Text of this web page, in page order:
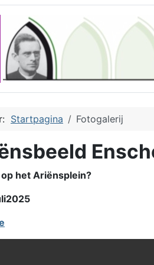
Startpagina Fotogalerij
het Ariënsplein?